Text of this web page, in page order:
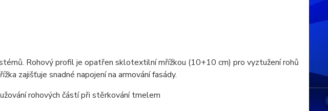
Rohový profil je opatřen sklotextilní mřížkou (10+10 cm) pro vyztužení rohů
zajišťuje snadné napojení na armování fasády.
rohových částí při stěrkování tmelem